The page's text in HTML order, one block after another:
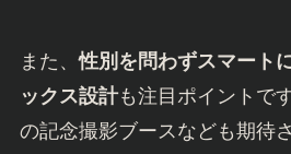
また、性別を問わずスマート
ックス設計も注目ポイントで
の記念撮影ブースなども期待